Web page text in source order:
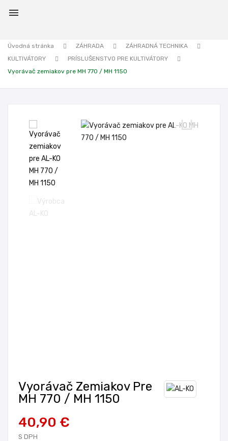

Úvodná stránka ZÁHRADA
ZÁHRADNÁ TECHNIKA
KULTIVÁTORY
PRÍSLUŠENSTVO PRE KULTIVÁTORY
Vyorávač zemiakov pre MH 770 / MH 1150
Vyorávač Zemiakov Pre
MH 770 / MH 1150
40,90 €
S DPH